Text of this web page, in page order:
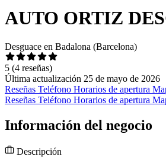
AUTO ORTIZ
Desguace en Badalona (Barcelona)
5 (4 reseñas)
Última actualización 25 de mayo de 2026
Reseñas Teléfono Horarios de apertura
Reseñas Teléfono Horarios de apertura
Información del negocio
Descripción